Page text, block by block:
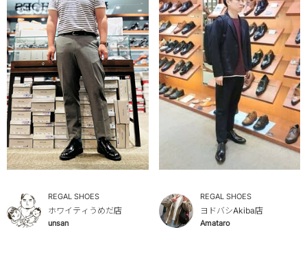
REGAL SHOES
ホワイティうめだ店
unsan
REGAL SHOES
ヨドバシAkiba店
Amataro